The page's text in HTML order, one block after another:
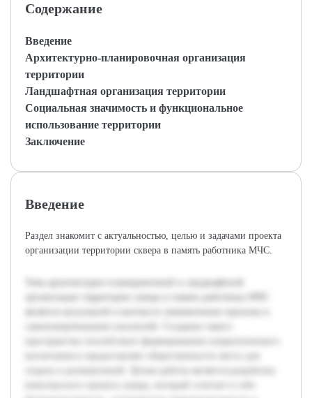
Содержание
Введение
Архитектурно-планировочная организация
территории
Ландшафтная организация территории
Социальная значимость и функциональное
использование территории
Заключение
Введение
Раздел знакомит с актуальностью, целью и задачами проекта
организации территории сквера в память работника МЧС.